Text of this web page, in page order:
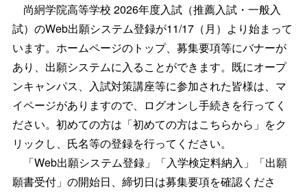
尚絅学院高等学校 2026年度入試（推薦入試・一般入
試）のWeb出願システム登録が11/17（月）より始まって
います。ホームページのトップ、募集要項等にバナーが
あり、出願システムに入ることができます。既にオープ
ンキャンパス、入試対策講座等に参加された皆様は、マ
イページがありますので、ログオンし手続きを行ってく
ださい。初めての方は「初めての方はこちらから」をク
リックし、氏名等の登録を行ってください。
「Web出願システム登録」「入学検定料納入」「出願
願書受付」の開始日、締切日は募集要項を確認くださ